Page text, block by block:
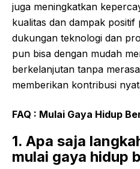
juga meningkatkan
kualitas dan dampak
dukungan teknologi dan
pun bisa dengan mudah
berkelanjutan tanpa
memberikan kontribusi
FAQ : Mulai Gaya Hidup
1. Apa saja
mulai gaya hidup